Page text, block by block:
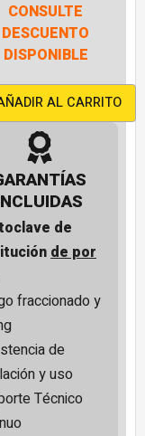
CONSULTE
DESCUENTO
DISPONIBLE
AL CARRITO
de
de por
fraccionado y
de
y uso
Técnico